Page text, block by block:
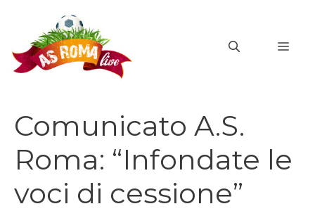
contenuto
Comunicato A.S.
Roma: “Infondate le
voci di cessione”